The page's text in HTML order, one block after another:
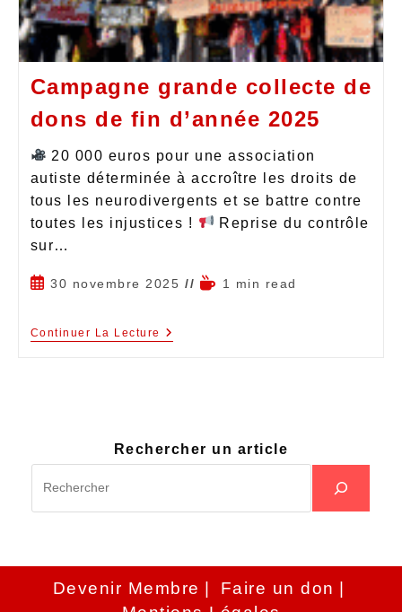
Campagne grande collecte de
dons de fin d’année 2025
20 000 euros pour une association
autiste déterminée à accroître les droits de
tous les neurodivergents et se battre contre
toutes les injustices !
Reprise du contrôle
sur…
30 novembre 2025 1 min read
Continuer La Lecture
Rechercher un article
Devenir Membre
Faire un don